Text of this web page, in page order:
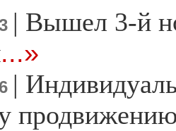
| Вышел 3-й
...»
|